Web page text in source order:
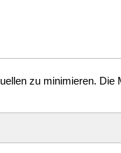
zu minimieren.